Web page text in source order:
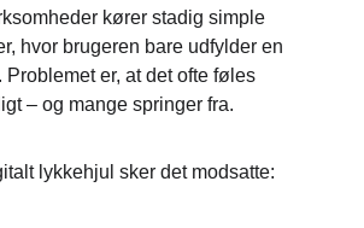
kører stadig simple
hvor brugeren bare udfylder en
Problemet er, at det ofte føles
– og mange springer fra.
lykkehjul sker det modsatte: